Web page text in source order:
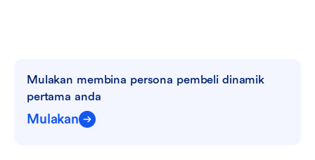
Mulakan membina persona pembeli dinamik
pertama anda
Mulakan